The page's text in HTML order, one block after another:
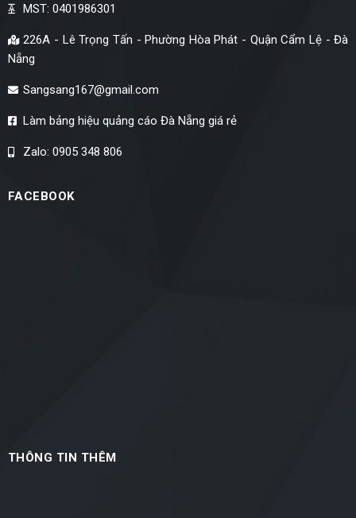
MST: 0401986301
226A - Lê Trọng Tấn - Phường Hòa Phát - Quận Cẩm Lệ - Đà
Nẵng
Sangsang167@gmail.com
Làm bảng hiệu quảng cáo Đà Nẵng giá rẻ
Zalo: 0905 348 806
FACEBOOK
THÔNG TIN THÊM